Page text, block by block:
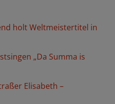
holt Weltmeistertitel in
„Da Summa is
Elisabeth –